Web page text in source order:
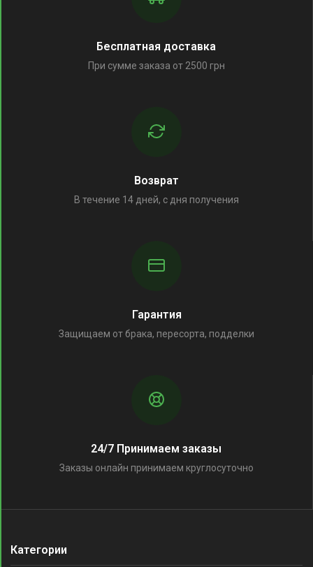
Бесплатная доставка
При сумме заказа от 2500 грн
Возврат
В течение 14 дней, с дня получения
Гарантия
Защищаем от брака, пересорта, подделки
24/7 Принимаем заказы
Заказы онлайн принимаем круглосуточно
Категории